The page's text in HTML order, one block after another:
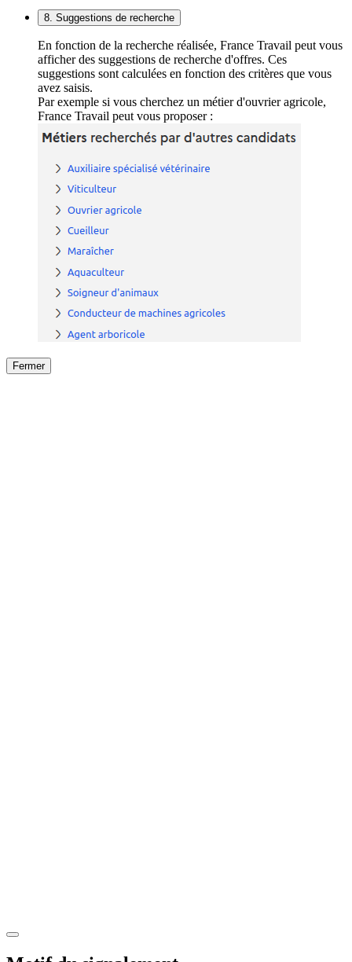
8. Suggestions de recherche
En fonction de la recherche réalisée, France Travail peut vous
afficher des suggestions de recherche d'offres. Ces
suggestions sont calculées en fonction des critères que vous
avez saisis.
Par exemple si vous cherchez un métier d'ouvrier agricole,
France Travail peut vous proposer :
Fermer